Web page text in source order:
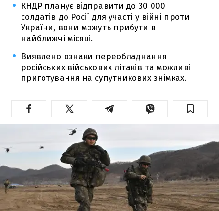
КНДР планує відправити до 30 000
солдатів до Росії для участі у війні проти
України, вони можуть прибути в
найближчі місяці.
Виявлено ознаки переобладнання
російських військових літаків та можливі
приготування на супутникових знімках.